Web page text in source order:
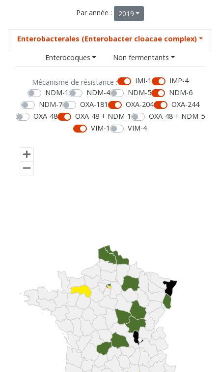
Par année : 2019
Enterobacterales (Enterobacter cloacae complex)
Enterocoques
Non fermentants
Mécanisme de résistance : IMI-1
IMP-4
NDM-1
NDM-4 NDM-5
NDM-6
NDM-7
OXA-181 OXA-204
OXA-244
OXA-48
OXA-48 + NDM-1
OXA-48 + NDM-5
VIM-1
VIM-4